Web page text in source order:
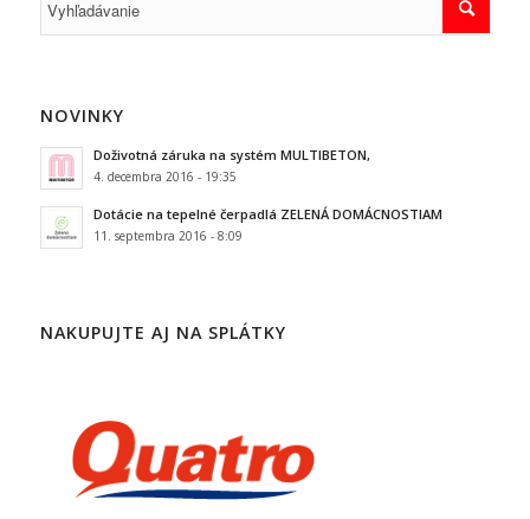
NOVINKY
Doživotná záruka na systém MULTIBETON,
4. decembra 2016 - 19:35
Dotácie na tepelné čerpadlá ZELENÁ DOMÁCNOSTIAM
11. septembra 2016 - 8:09
NAKUPUJTE AJ NA SPLÁTKY